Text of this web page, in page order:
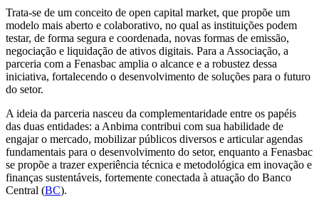
Trata-se de um conceito de open capital market, que propõe um
modelo mais aberto e colaborativo, no qual as instituições podem
testar, de forma segura e coordenada, novas formas de emissão,
negociação e liquidação de ativos digitais. Para a Associação, a
parceria com a Fenasbac amplia o alcance e a robustez dessa
iniciativa, fortalecendo o desenvolvimento de soluções para o futuro
do setor.
A ideia da parceria nasceu da complementaridade entre os papéis
das duas entidades: a Anbima contribui com sua habilidade de
engajar o mercado, mobilizar públicos diversos e articular agendas
fundamentais para o desenvolvimento do setor, enquanto a Fenasbac
se propõe a trazer experiência técnica e metodológica em inovação e
finanças sustentáveis, fortemente conectada à atuação do Banco
Central (BC).